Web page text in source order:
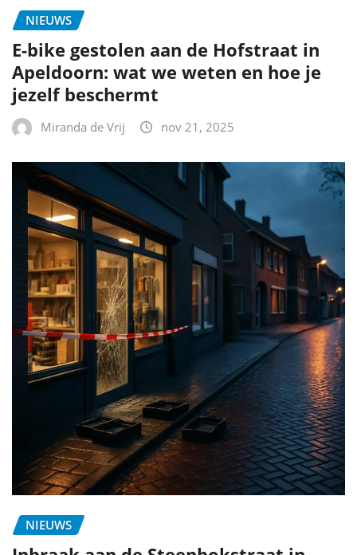
NIEUWS
E-bike gestolen aan de Hofstraat in
Apeldoorn: wat we weten en hoe je
jezelf beschermt
Miranda de Vrij nov 21, 2025
NIEUWS